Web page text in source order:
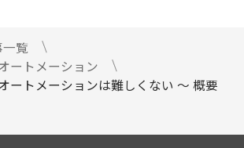
ス
ド）
覧
ートメーション
ートメーションは難しくない ～ 概要